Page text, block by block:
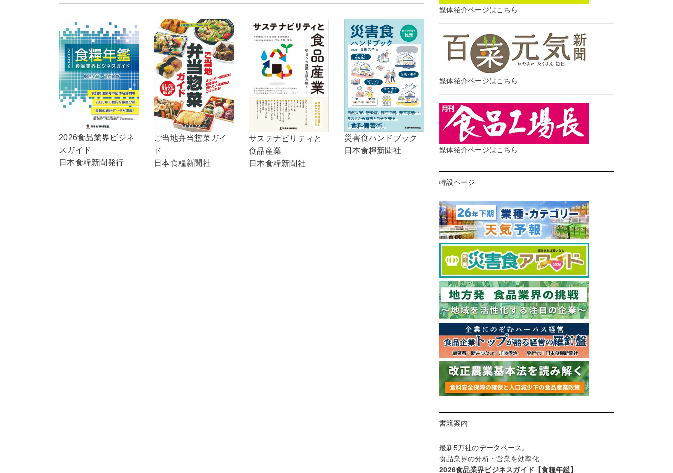
2026食品業界ビジネ
スガイド
日本食糧新聞発行
ご当地弁当惣菜ガイ
ド
日本食糧新聞社
サステナビリティと
食品産業
日本食糧新聞社
災害食ハンドブック
日本食糧新聞社
媒体紹介ページはこちら
媒体紹介ページはこちら
媒体紹介ページはこちら
特設ページ
書籍案内
最新5万社のデータベース。
食品業界の分析・営業を効率化
2026食品業界ビジネスガイド【食糧年鑑】